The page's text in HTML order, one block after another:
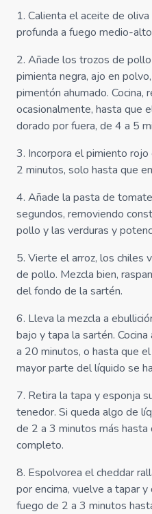
1. Calienta el aceite de
profunda a fuego medio-
2. Añade los trozos de
pimienta negra, ajo en
pimentón ahumado. Cocina,
ocasionalmente, hasta que
dorado por fuera, de 4 a 5
3. Incorpora el pimiento
2 minutos, solo hasta que
4. Añade la pasta de
segundos, removiendo
pollo y las verduras y
5. Vierte el arroz, los chiles
de pollo. Mezcla bien,
del fondo de la sartén.
6. Lleva la mezcla a
bajo y tapa la sartén.
a 20 minutos, o hasta que
mayor parte del líquido se
7. Retira la tapa y esponja
tenedor. Si queda algo de
de 2 a 3 minutos más
completo.
8. Espolvorea el cheddar
por encima, vuelve a tapar
fuego de 2 a 3 minutos